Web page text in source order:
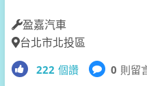
盈嘉汽車
台北市北投區
222 個讚 0 則留